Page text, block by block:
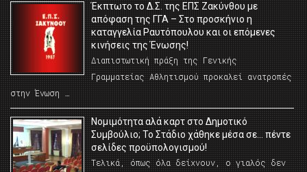
Έκπτωτο το Δ.Σ. της ΕΠΣ Ζακύνθου με
απόφαση της ΓΓΑ – Στο προσκήνιο η
καταγγελία Ραυτόπουλου και οι επόμενες
κινήσεις της Ένωσης!
Διαπιστωτική πράξη της Γενικής
Γραμματείας Αθλητισμού προκαλεί ανατροπές
στην Ένωση …
Νομιμότητα αλά καρτ στο Δημοτικό
Συμβούλιο; Το Στάδιο χάθηκε μέσα σε… πέντε
σελίδες προϋπολογισμού!
Τελικά, όπως όλα δείχνουν, ο γιαλός δεν